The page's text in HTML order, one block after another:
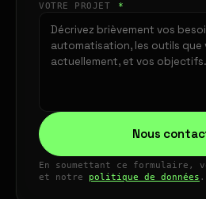
VOTRE PROJET *
Nous
En soumettant ce formulaire,
et notre politique de données .